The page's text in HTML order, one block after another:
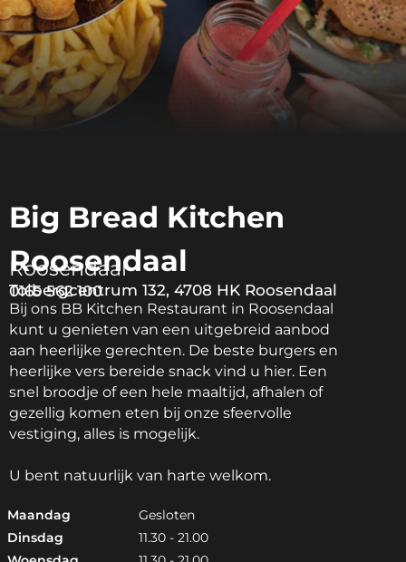
Big Bread Kitchen
Roosendaal
Roosendaal
Tolbergcentrum 132, 4708 HK Roosendaal
0165 562 100
Bij ons BB Kitchen Restaurant in Roosendaal
kunt u genieten van een uitgebreid aanbod
aan heerlijke gerechten. De beste burgers en
heerlijke vers bereide snack vind u hier. Een
snel broodje of een hele maaltijd, afhalen of
gezellig komen eten bij onze sfeervolle
vestiging, alles is mogelijk.
U bent natuurlijk van harte welkom.
Maandag
Dinsdag
Gesloten
11.30 - 21.00